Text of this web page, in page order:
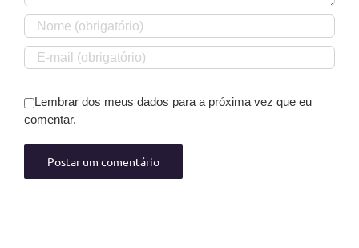
Lembrar dos meus dados para a próxima vez que eu
comentar.